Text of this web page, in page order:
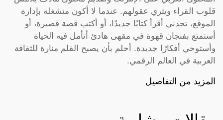
قلوب القراء ويثري عقولهم. عندما لا أكون منشغلة بإدارة
الموقع، تجدني أقرأ كتابًا جديدًا، أو أكتب قصة قصيرة، أو
أستمتع بفنجان قهوة في مقهى هادئ أتأمل فيه الحياة
وأستوحي أفكارًا جديدة. أحلم بأن يصبح القلم منارة للثقافة
العربية في العالم الرقمي.
المزيد من التفاصيل